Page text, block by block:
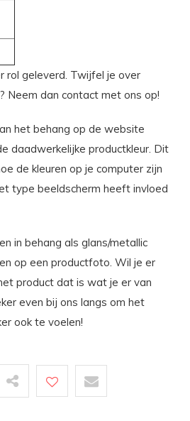
rol geleverd. Twijfel je over
Neem dan contact met ons op!
het behang op de website
daadwerkelijke productkleur. Dit
de kleuren op je computer zijn
type beeldscherm heeft invloed
in behang als glans/metallic
op een productfoto. Wil je er
product dat is wat je er van
even bij ons langs om het
ook te voelen!